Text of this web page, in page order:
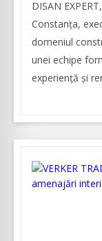
DISAN
Constanţa,
domeniul
unei echipe
experiență și